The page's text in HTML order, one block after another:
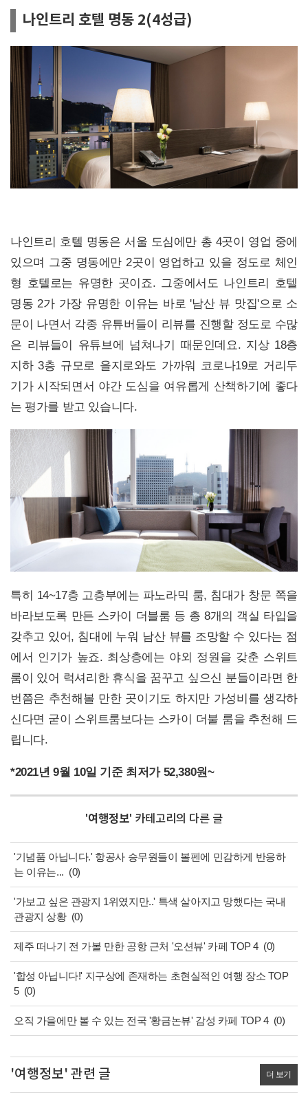
나인트리 호텔 명동 2(4성급)
나인트리 호텔 명동은 서울 도심에만 총 4곳이 영업 중에
있으며 그중 명동에만 2곳이 영업하고 있을 정도로 체인
형 호텔로는 유명한 곳이죠. 그중에서도 나인트리 호텔
명동 2가 가장 유명한 이유는 바로 '남산 뷰 맛집'으로 소
문이 나면서 각종 유튜버들이 리뷰를 진행할 정도로 수많
은 리뷰들이 유튜브에 넘쳐나기 때문인데요. 지상 18층
지하 3층 규모로 을지로와도 가까워 코로나19로 거리두
기가 시작되면서 야간 도심을 여유롭게 산책하기에 좋다
는 평가를 받고 있습니다.
특히 14~17층 고층부에는 파노라믹 룸, 침대가 창문 쪽을
바라보도록 만든 스카이 더블룸 등 총 8개의 객실 타입을
갖추고 있어, 침대에 누워 남산 뷰를 조망할 수 있다는 점
에서 인기가 높죠. 최상층에는 야외 정원을 갖춘 스위트
룸이 있어 럭셔리한 휴식을 꿈꾸고 싶으신 분들이라면 한
번쯤은 추천해볼 만한 곳이기도 하지만 가성비를 생각하
신다면 굳이 스위트룸보다는 스카이 더불 룸을 추천해 드
립니다.
*2021년 9월 10일 기준 최저가 52,380원~
'여행정보' 카테고리의 다른 글
'기념품 아닙니다.' 항공사 승무원들이 볼펜에 민감하게 반응하
는 이유는... (0)
'가보고 싶은 관광지 1위였지만..' 특색 살아지고 망했다는 국내
관광지 상황 (0)
제주 떠나기 전 가볼 만한 공항 근처 '오션뷰' 카페 TOP 4 (0)
'합성 아닙니다!' 지구상에 존재하는 초현실적인 여행 장소 TOP
5 (0)
오직 가을에만 볼 수 있는 전국 '황금논뷰' 감성 카페 TOP 4 (0)
'여행정보' 관련 글 더 보기